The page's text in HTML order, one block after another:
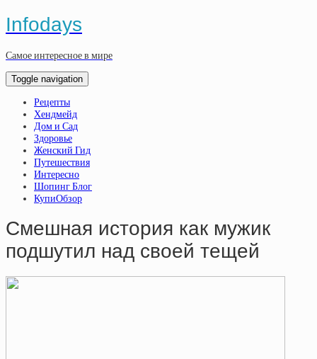
Infodays
Самое интересное в мире
Toggle navigation
Рецепты
Хендмейд
Дом и Сад
Здоровье
Женский Гид
Путешествия
Интересно
Шопинг Блог
КупиОбзор
Смешная история как мужик
подшутил над своей тещей